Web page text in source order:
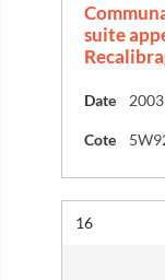
suite
Date 2003
Cote
Résultat n°
16